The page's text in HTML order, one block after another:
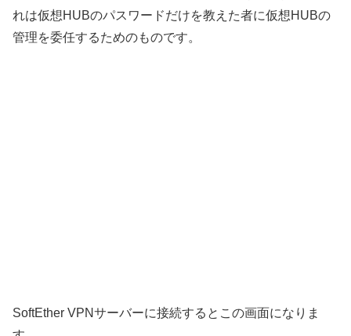
れは仮想HUBのパスワードだけを教えた者に仮想HUBの
管理を委任するためのものです。
SoftEther VPNサーバーに接続するとこの画面になりま